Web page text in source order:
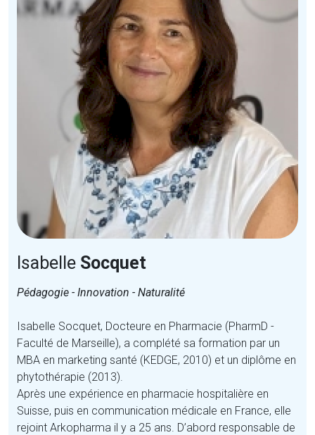
Isabelle Socquet
Pédagogie - Innovation - Naturalité
Isabelle Socquet, Docteure en Pharmacie (PharmD -
Faculté de Marseille), a complété sa formation par un
MBA en marketing santé (KEDGE, 2010) et un diplôme en
phytothérapie (2013).
Après une expérience en pharmacie hospitalière en
Suisse, puis en communication médicale en France, elle
rejoint Arkopharma il y a 25 ans. D’abord responsable de